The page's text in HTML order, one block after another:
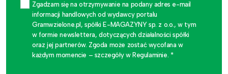
Zgadzam się na otrzymywanie na podany adres e-mail
informacji handlowych od wydawcy portalu
Gramwzielone.pl, spółki E-MAGAZYNY sp. z o.o., w tym
w formie newslettera, dotyczących działalności spółki
oraz jej partnerów. Zgoda może zostać wycofana w
każdym momencie – szczegóły w Regulaminie. *